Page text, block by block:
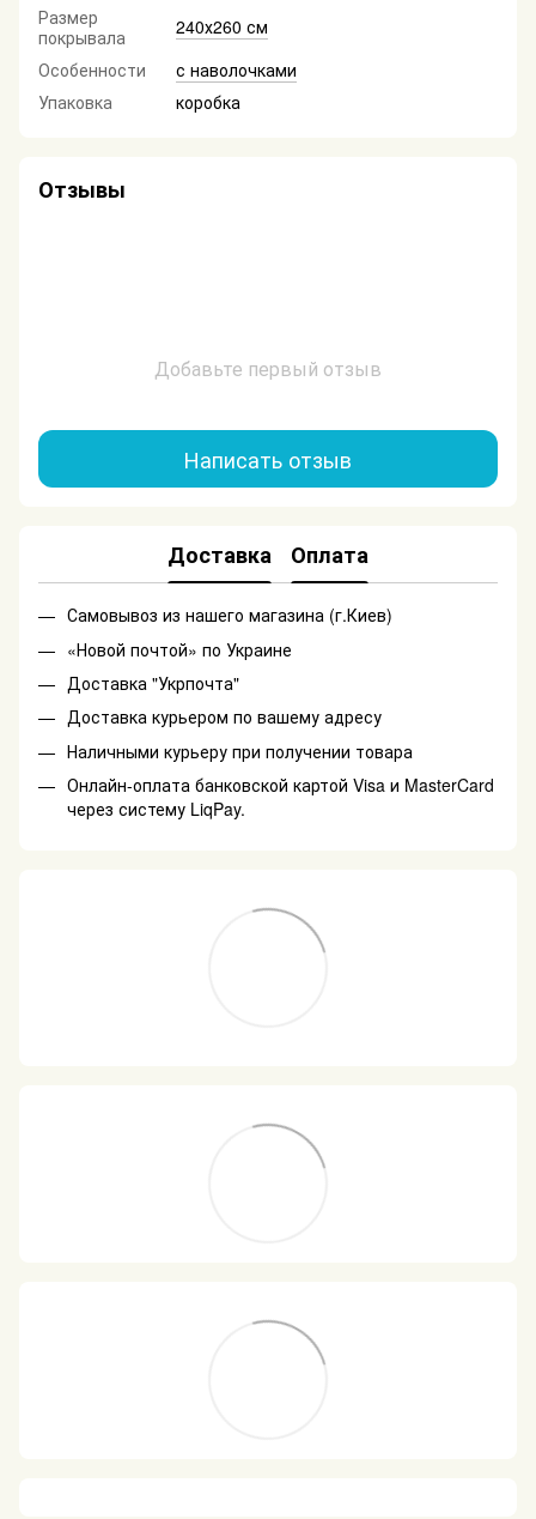
Размер
покрывала
240х260 см
Особенности
с наволочками
Упаковка
коробка
Отзывы
Добавьте первый отзыв
Написать отзыв
Доставка Оплата
Самовывоз из нашего магазина (г.Киев)
«Новой почтой» по Украине
Доставка "Укрпочта"
Доставка курьером по вашему адресу
Наличными курьеру при получении товара
Онлайн-оплата банковской картой Visa и MasterCard
через систему LiqPay.